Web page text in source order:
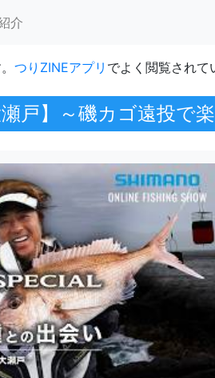
介
つりZINEアプリ でよく閲覧されて
戸】～磯カゴ遠投で